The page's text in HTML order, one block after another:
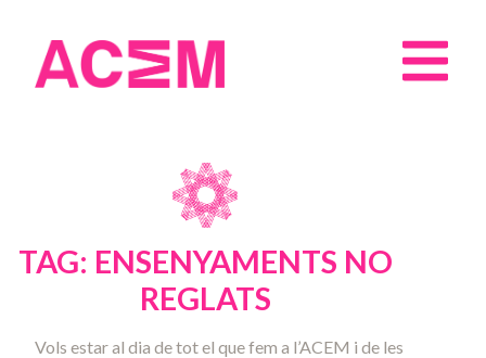
TAG: ENSENYAMENTS NO
REGLATS
Vols estar al dia de tot el que fem a l’ACEM i de les